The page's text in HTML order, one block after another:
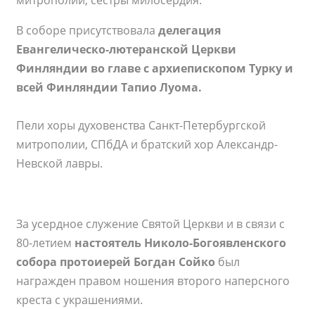
В соборе присутствовала делегация
Евангелическо-лютеранской Церкви
Финляндии во главе с архиепископом Турку и
всей Финляндии Тапио Луома.
Пели хоры духовенства Санкт-Петербургской
митрополии, СПбДА и братский хор Александр-
Невской лавры.
За усердное служение Святой Церкви и в связи с
80-летием настоятель Николо-Богоявленского
собора протоиерей Богдан Сойко был
награжден правом ношения второго наперсного
креста с украшениями.